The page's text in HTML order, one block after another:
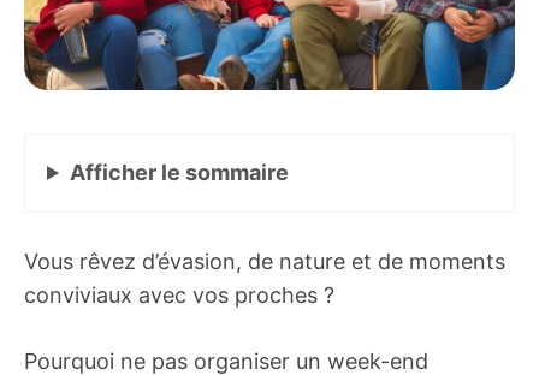
Afficher le sommaire
Vous rêvez d’évasion, de nature et de moments
conviviaux avec vos proches ?
Pourquoi ne pas organiser un week-end